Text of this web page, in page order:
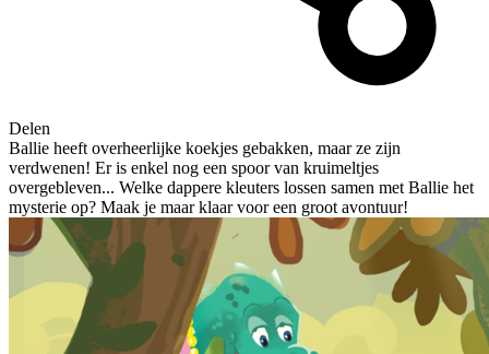
Delen
Ballie heeft overheerlijke koekjes gebakken, maar ze zijn
verdwenen! Er is enkel nog een spoor van kruimeltjes
overgebleven... Welke dappere kleuters lossen samen met Ballie het
mysterie op? Maak je maar klaar voor een groot avontuur!